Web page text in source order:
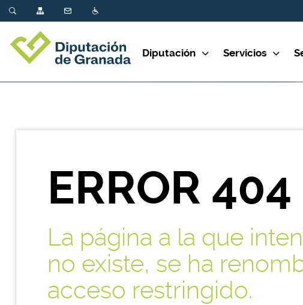
Diputación Servicios
ERROR 404
La página a la que
no existe, se ha
acceso restringido.